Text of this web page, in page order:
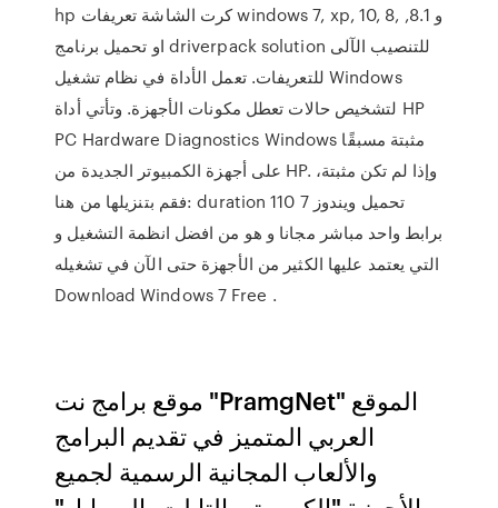
hp كرت الشاشة تعريفات windows 7, xp, 10, 8, و 8.1,
او تحميل برنامج driverpack solution للتنصيب الآلى
للتعريفات. تعمل الأداة في نظام تشغيل Windows
لتشخيص حالات تعطل مكونات الأجهزة. وتأتي أداة HP
PC Hardware Diagnostics Windows مثبتة مسبقًا
على أجهزة الكمبيوتر الجديدة من HP. وإذا لم تكن مثبتة،
فقم بتنزيلها من هنا: duration 110 تحميل ويندوز 7
برابط واحد مباشر مجانا و هو من افضل انظمة التشغيل و
التي يعتمد عليها الكثير من الأجهزة حتى الآن في تشغيله
Download Windows 7 Free .
موقع برامج نت "PramgNet" الموقع
العربي المتميز في تقديم البرامج
والألعاب المجانية الرسمية لجميع